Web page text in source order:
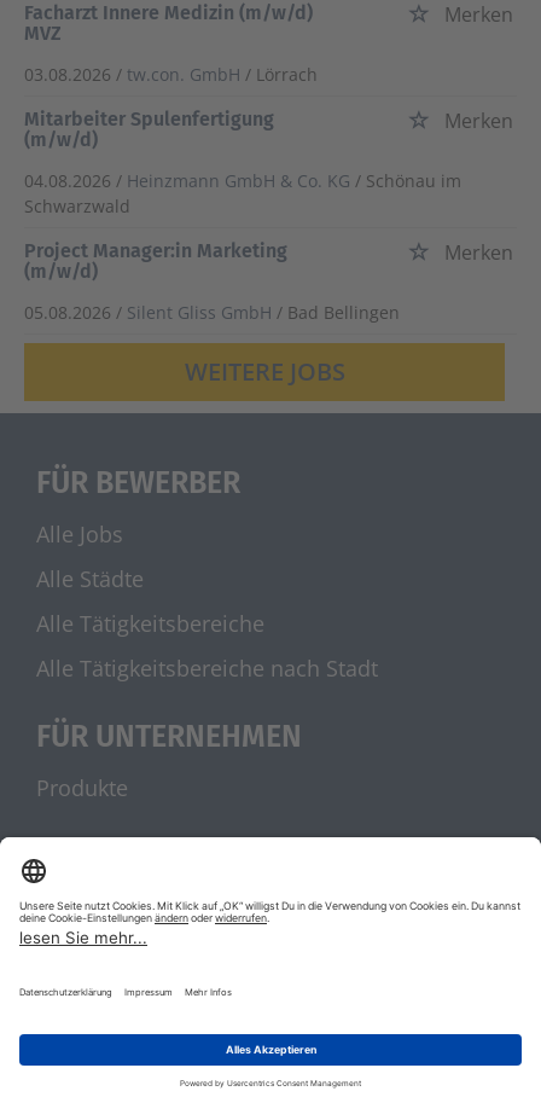
Facharzt Innere Medizin (m/w/d)
MVZ
Merken
03.08.2026 / tw.con. GmbH / Lörrach
Mitarbeiter Spulenfertigung
(m/w/d)
Merken
04.08.2026 / Heinzmann GmbH & Co. KG / Schönau im
Schwarzwald
Project Manager:in Marketing
(m/w/d)
Merken
05.08.2026 / Silent Gliss GmbH / Bad Bellingen
WEITERE JOBS
FÜR BEWERBER
Alle Jobs
Alle Städte
Alle Tätigkeitsbereiche
Alle Tätigkeitsbereiche nach Stadt
FÜR UNTERNEHMEN
Produkte
UNSERE PARTNER
stellenanzeigen.de
Jobblitz.de
AGB | Datenschutz | Impressum